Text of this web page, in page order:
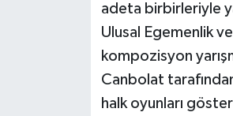
adeta birbirleriyle
Ulusal Egemenlik
kompozisyon
Canbolat
halk oyunları